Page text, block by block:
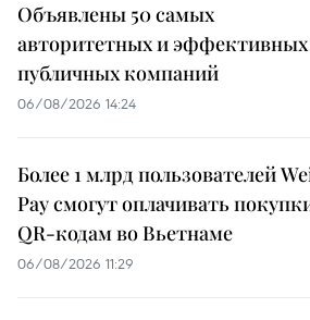
Объявлены 50 самых
авторитетных и эффективных
публичных компаний
06/08/2026 14:24
Более 1 млрд пользователей
Pay смогут оплачивать
QR-кодам во Вьетнаме
06/08/2026 11:29